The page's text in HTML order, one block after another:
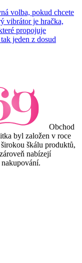
volba, pokud chcete
vibrátor je hračka,
propojuje
jeden z dosud
Obchod
byl založen v roce
škálu produktů,
nabízejí